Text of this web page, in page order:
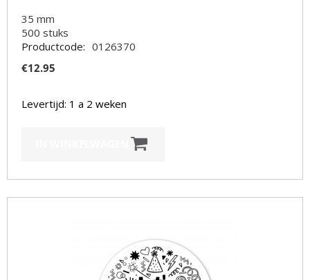
35 mm
500 stuks
Productcode: 0126370
€12.95
Levertijd: 1 a 2 weken